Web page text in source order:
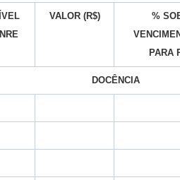
VALOR (R$)
%
PARA
DOCÊNCIA